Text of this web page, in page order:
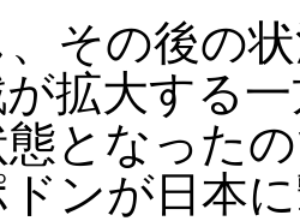
その後の
拡大する
となった
ンが日本